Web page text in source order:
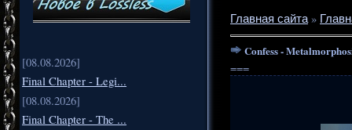
[08.08.2026]
Final Chapter - Legi...
[08.08.2026]
Final Chapter - The ...
Главная сайта»
Confess -
===